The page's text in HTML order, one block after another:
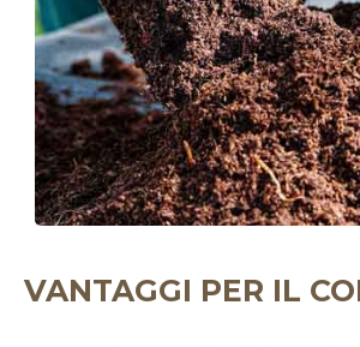
VANTAGGI PER IL